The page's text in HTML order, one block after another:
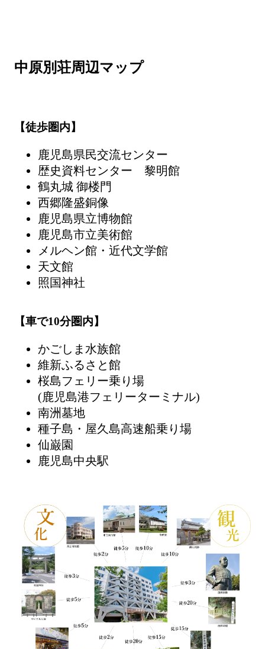
中原別荘周辺マップ
【徒歩圏内】
鹿児島県民交流センター
歴史資料センター 黎明館
鶴丸城 御楼門
西郷隆盛銅像
鹿児島県立博物館
鹿児島市立美術館
メルヘン館・近代文学館
天文館
照国神社
【車で10分圏内】
かごしま水族館
維新ふるさと館
桜島フェリー乗り場
(鹿児島港フェリーターミナル)
南洲墓地
種子島・屋久島高速船乗り場
仙巌園
鹿児島中央駅